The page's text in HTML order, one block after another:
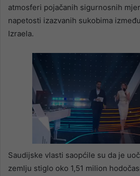
atmosferi pojačanih sigurnosnih
napetosti izazvanih sukobima
Izraela.
Saudijske vlasti saopćile su da je
zemlju stiglo oko 1,51 milion